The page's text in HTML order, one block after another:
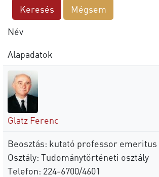
Név
Alapadatok
Glatz Ferenc
Beosztás: kutató professor emeritus
Osztály: Tudománytörténeti osztály
Telefon: 224-6700/4601